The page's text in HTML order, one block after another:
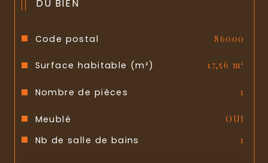
DU BIEN
Code postal 86000
Surface habitable (m²) 17,56 m²
Nombre de pièces 1
Meublé OUI
Nb de salle de bains 1